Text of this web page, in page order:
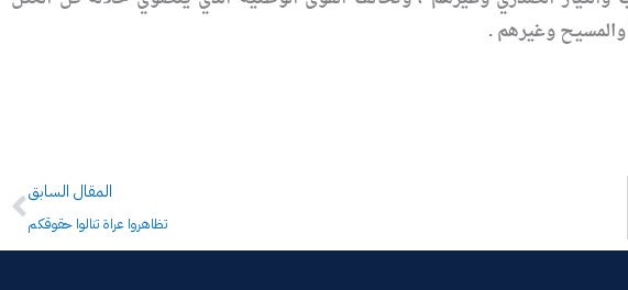
والمسيح وغيرهم .
Prev
المقال السابق
تظاهروا عراة تنالوا حقوقكم